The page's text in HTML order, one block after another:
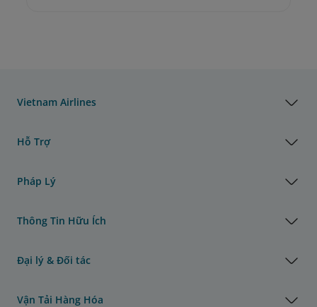
Vietnam Airlines
Hỗ Trợ
Pháp Lý
Thông Tin Hữu Ích
Đại lý & Đối tác
Vận Tải Hàng Hóa